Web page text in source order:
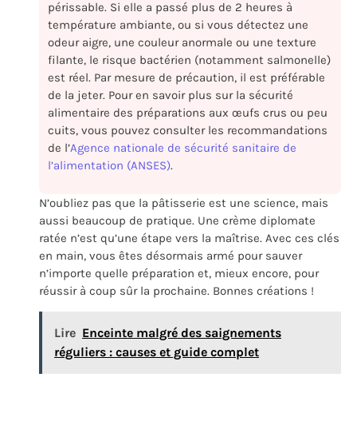
périssable. Si elle a passé plus de 2 heures à
température ambiante, ou si vous détectez une
odeur aigre, une couleur anormale ou une texture
filante, le risque bactérien (notamment salmonelle)
est réel. Par mesure de précaution, il est préférable
de la jeter. Pour en savoir plus sur la sécurité
alimentaire des préparations aux œufs crus ou peu
cuits, vous pouvez consulter les recommandations
de l’Agence nationale de sécurité sanitaire de
l’alimentation (ANSES).
N’oubliez pas que la pâtisserie est une science, mais
aussi beaucoup de pratique. Une crème diplomate
ratée n’est qu’une étape vers la maîtrise. Avec ces clés
en main, vous êtes désormais armé pour sauver
n’importe quelle préparation et, mieux encore, pour
réussir à coup sûr la prochaine. Bonnes créations !
Lire Enceinte malgré des saignements
réguliers : causes et guide complet